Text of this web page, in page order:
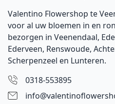
Valentino Flowershop te
voor al uw bloemen in en
bezorgen in Veenendaal, Ede
Ederveen, Renswoude,
Scherpenzeel en Lunteren.
0318-553895